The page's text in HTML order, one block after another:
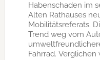
Habenschaden im
Alten Rathauses
Mobilitätsreferats.
Trend weg vom
Fahrrad. Verglichen